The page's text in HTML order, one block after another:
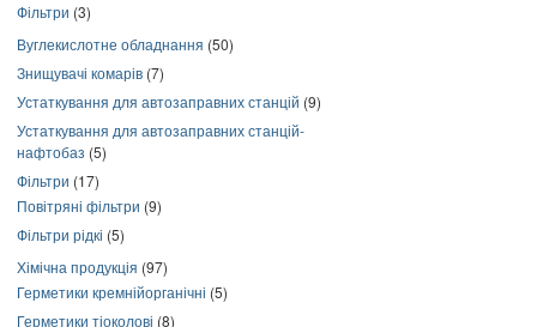
Фільтри (3)
Вуглекислотне обладнання (50)
Знищувачі комарів (7)
Устаткування для автозаправних станцій (9)
Устаткування для автозаправних станцій-
нафтобаз (5)
Фільтри (17)
Повітряні фільтри (9)
Фільтри рідкі (5)
Хімічна продукція (97)
Герметики кремнійорганічні (5)
Герметики тіоколові (8)